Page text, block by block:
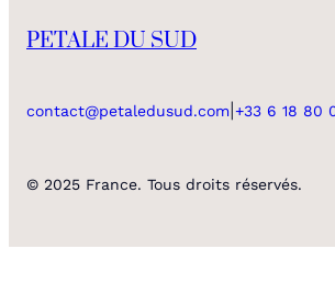
PETALE DU SUD
contact@petaledusud.com +33 6 18 80
© 2025 France. Tous droits réservés.